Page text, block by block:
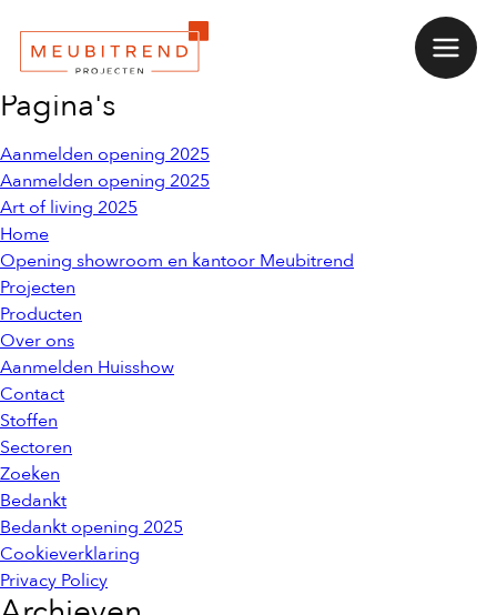
hoofdinhoud
Home Menu
Latest Posts
Zoeken
naar:
Pagina's
Aanmelden opening 2025
Aanmelden opening 2025
Art of living 2025
Home
Opening showroom en kantoor Meubitrend
Projecten
Producten
Over ons
Aanmelden Huisshow
Contact
Stoffen
Sectoren
Zoeken
Bedankt
Bedankt opening 2025
Cookieverklaring
Privacy Policy